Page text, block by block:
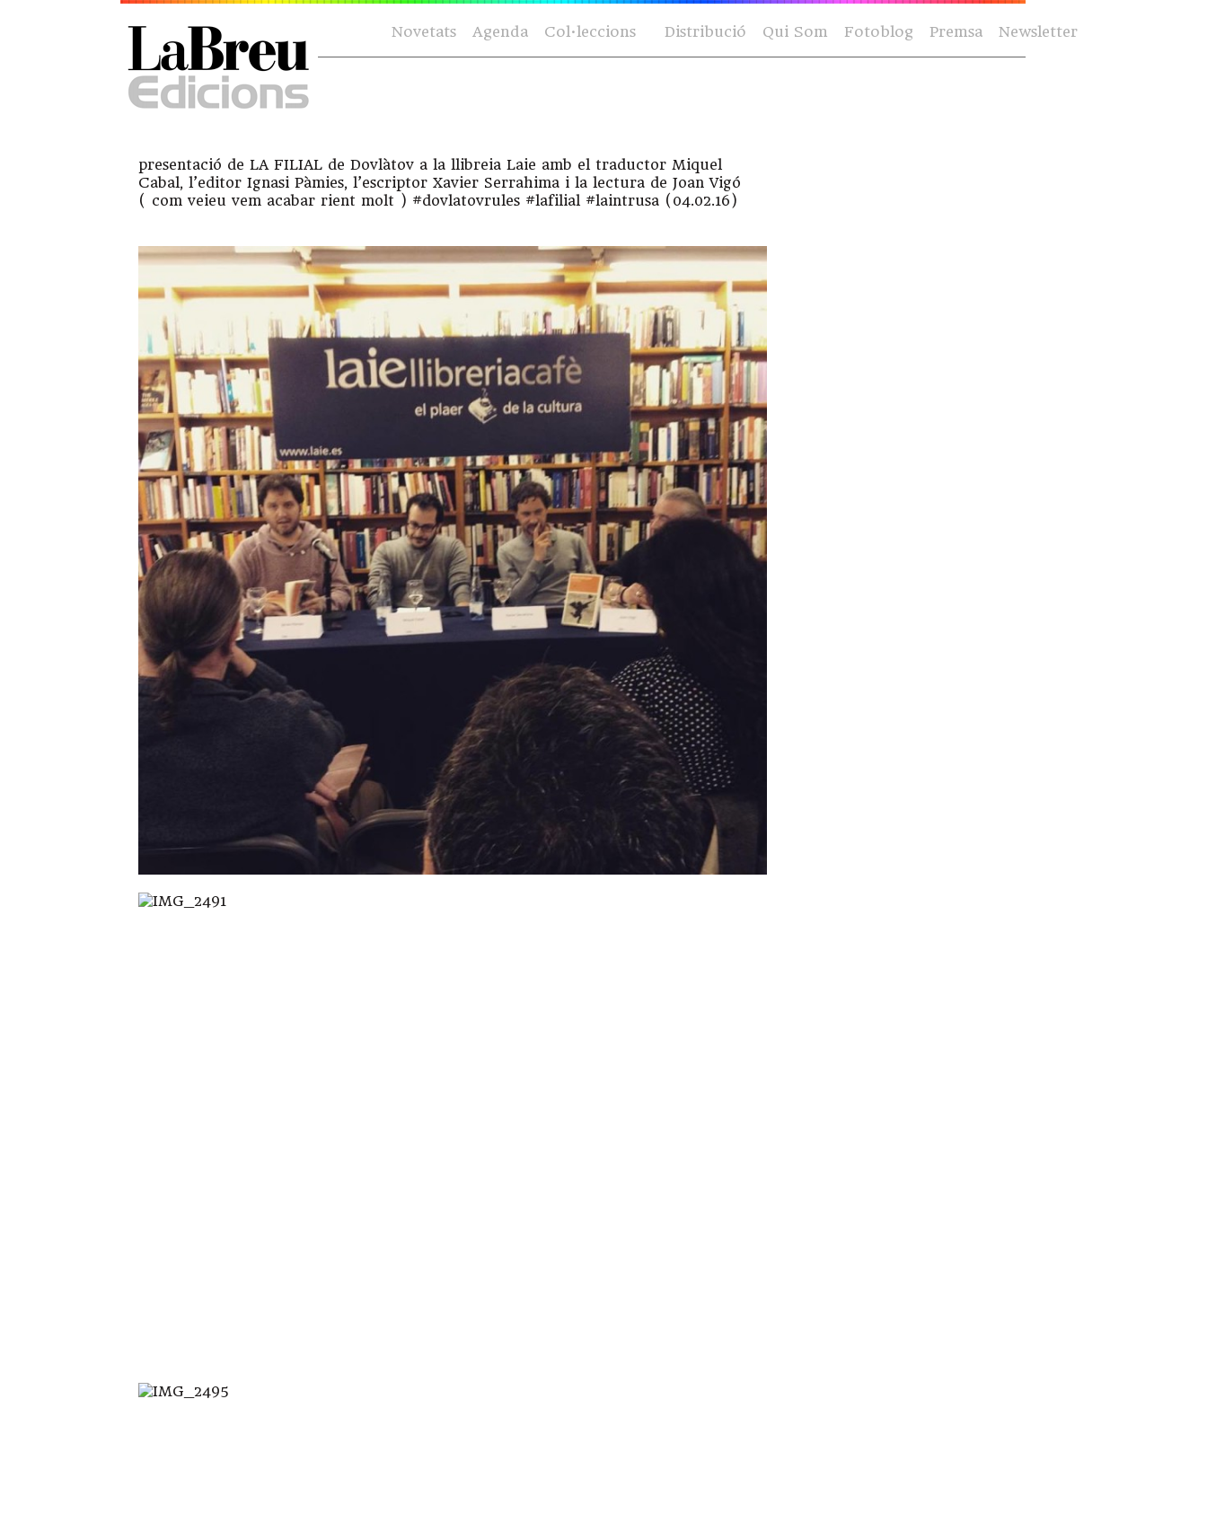
Novetats Agenda Col·leccions Distribució Qui Som Fotoblog Premsa Newsletter
presentació de LA FILIAL de Dovlàtov a la llibreia Laie amb el traductor Miquel
Cabal, l’editor Ignasi Pàmies, l’escriptor Xavier Serrahima i la lectura de Joan Vigó
( com veieu vem acabar rient molt ) #dovlatovrules #lafilial #laintrusa (04.02.16)